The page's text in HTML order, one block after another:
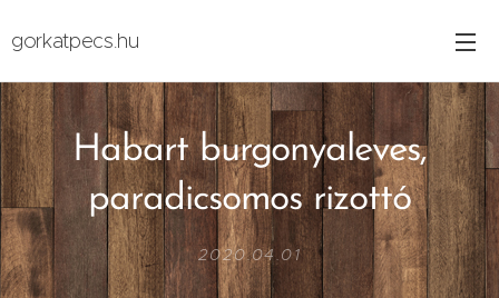
gorkatpecs.hu
Habart burgonyaleves,
paradicsomos rizottó
2020.04.01